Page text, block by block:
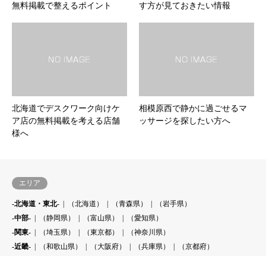
無料掲載で整えるポイント
す方が見ておきたい情報
北海道でデスクワーク向けケ
ア店の無料掲載を考える店舗
様へ
相模原西で静かに過ごせるマ
ッサージを探したい方へ
エリア
-北海道・東北- （北海道） （青森県）
（岩手県）
-中部-
（静岡県） （富山県）
（愛知県）
-関東-
（埼玉県） （東京都）
（神奈川県）
-近畿-
（和歌山県） （大阪府） （兵庫県）
（京都府）